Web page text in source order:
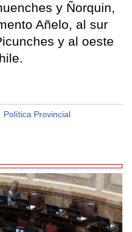
y Ñorquin,
Añelo, al sur
y al oeste
Política Provincial